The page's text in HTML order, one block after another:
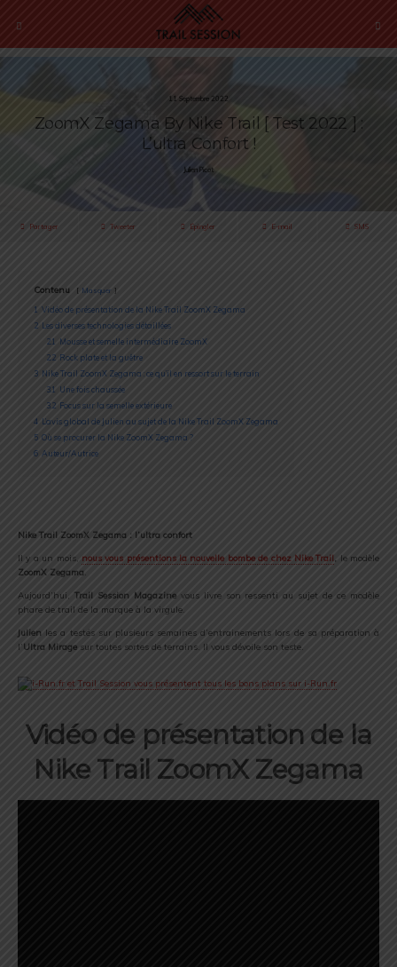
11 Septembre 2022
ZoomX Zegama By Nike Trail [ Test 2022 ] :
L’ultra Confort !
Julien Picot
Partager Tweeter Épingler E-mail SMS
Contenu Masquer
1 Vidéo de présentation de la Nike Trail ZoomX Zegama
2 Les diverses technologies détaillées
2.1
Mousse et semelle intermédiaire ZoomX
2.2 Rock plate et la guêtre
3 Nike Trail ZoomX Zegama : ce qu’il en ressort sur le terrain
3.1
Une fois chaussée
3.2 Focus sur la semelle extérieure
4 L’avis global de Julien au sujet de la Nike Trail ZoomX Zegama
5 Où se procurer la Nike ZoomX Zegama ?
6 Auteur/Autrice
Nike Trail ZoomX Zegama : l’ultra confort
Il y a un mois, nous vous présentions la nouvelle bombe de chez Nike Trail, le modèle
ZoomX Zegama.
Aujourd’hui, Trail Session Magazinevous livre son ressenti au sujet de ce modèle
phare de trail de la marque à la virgule.
Julien les a testés sur plusieurs semaines d’entrainements lors de sa préparation à
l’Ultra Mirage sur toutes sortes de terrains. Il vous dévoile son teste.
Vidéo de présentation de la
Nike Trail ZoomX Zegama